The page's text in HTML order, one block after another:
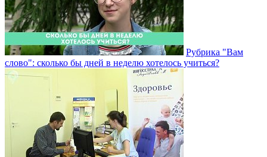
Рубрика "Вам
слово": сколько бы дней в неделю хотелось учиться?